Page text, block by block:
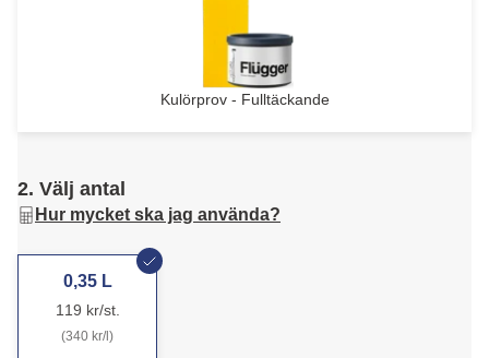
Kulörprov - Fulltäckande
2. Välj antal
Hur mycket ska jag använda?
0,35 L
119 kr/st.
(340 kr/l)